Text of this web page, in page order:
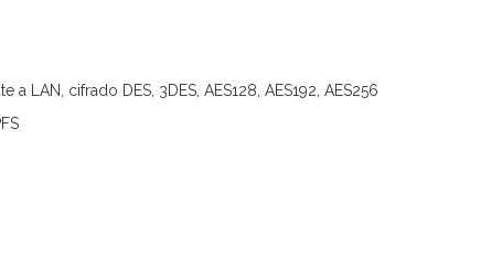
LAN, cifrado DES, 3DES, AES128, AES192, AES256